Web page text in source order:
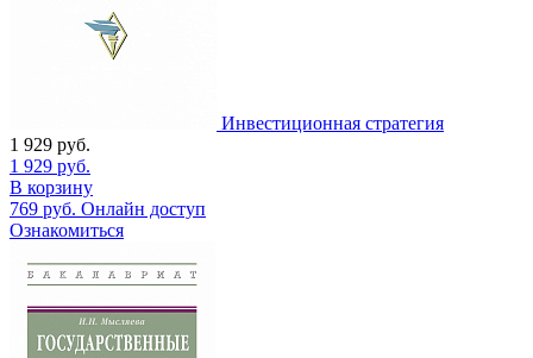
Инвестиционная стратегия
1 929 руб.
1 929 руб.
В корзину
769 руб. Онлайн доступ
Ознакомиться